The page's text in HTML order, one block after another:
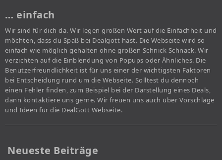
… einfach
Wir sind für dich da. Wir legen großen Wert auf die Einfachheit und
möchten, dass du Spaß bei Dealgott hast. Die Webseite wird so
einfach wie möglich gehalten ohne großen Schnick Schnack. Wir
verzichten auf die Einblendung von Popups oder Ähnliches. Die
Benutzerfreundlichkeit ist für uns einer der wichtigsten Faktoren
bei Entscheidung rund um die Webseite. Solltest du dennoch
einen Fehler finden, zum Beispiel bei der Darstellung eines Deals,
dann kontaktiere uns gerne. Wir freuen uns auch über Vorschläge
und Ideen für die DealGott Webseite.
Neueste Beiträge